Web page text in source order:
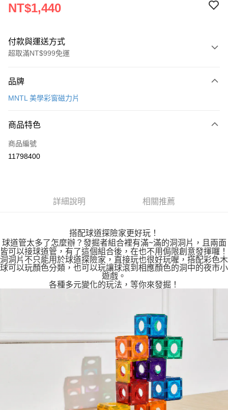
NT$1,440
付款與運送方式
超取滿NT$999免運
信用卡一次付款
3 期 0 利率 每期
合作金庫商業銀行
上海商業儲蓄銀行
聯邦商業銀行
遠東國際商業銀行
中國信託商業銀行
台灣樂天信用卡公司
超商取貨付款
LINE Pay
運送方式
全家取貨付款
每筆NT$85，滿NT$999(含以上)免運費
每筆NT$100，滿NT$999(含以上)免運費
每筆NT$85，滿NT$999(含以上)免運費
每筆NT$85，滿NT$999(含以上)免運費
品牌
MNTL 美學彩窗磁力片
商品特色
商品編號
11798400
詳細說明 相關推薦
搭配球道探險家更好玩！
球道管太多了怎麼辦？發掘者組合裡有滿~滿的洞洞片，且兩面
皆可以接球道管，有了這個組合後，在也不用侷限創意發揮囉！
洞洞片不只能用於球道探險家，直接玩也很好玩喔，搭配彩色木
球可以玩顏色分類，也可以玩讓球滾到相應顏色的洞中的夜市小
遊戲。
各種多元變化的玩法，等你來發掘！